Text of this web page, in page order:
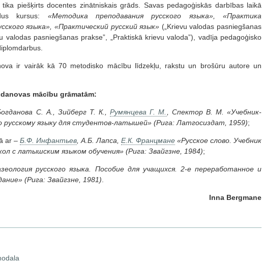
piešķirts docentes zinātniskais grāds. Savas pedagoģiskās darbības laikā
kursus: «Методика преподавания русского языка», «Практика
языка», «Практический русский язык» („Krievu valodas pasniegšanas
valodas pasniegšanas prakse”, „Praktiskā krievu valoda”), vadīja pedagoģisko
ir vairāk kā 70 metodisko mācību līdzekļu, rakstu un brošūru autore un
mācību grāmatām:
С. А., Зийберг Т. К.,Румянцева Г. М.
, Спектор В. М. «Учебник-
русскому языку для студентов-латышей» (Рига: Латгосиздат, 1959);
ar – Б.Ф. Инфантьев , А.Б. Лапса, Е.К. Францмане «Русское слово. Учебник
с латышским языком обучения» (Рига: Звайгзне, 1984);
русского языка. Пособие для учащихся. 2-е переработанное и
(Рига: Звайгзне, 1981)
Inna Bergmane